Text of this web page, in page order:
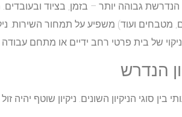
גבוהה יותר – בזמן, בציוד
מטבחים ועוד) משפיע על תמחור השירות.
של בית פרטי רחב ידיים או מתחם עבודה
הנדרש
סוגי הניקיון השונים. ניקיון שוטף יהיה זול